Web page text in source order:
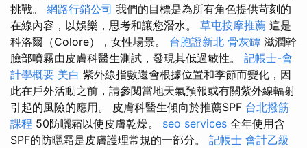
挑戰。 網路行銷公司 我們的目標是為所有角色提供苛刻的
在線內容，以娛樂，思考和讓您潛水。 草屯按摩推薦 這是
科洛爾（Colore），女性場景。 台胞證新北 骨灰罈 滋潤幹
臉部噴霧由皮膚科醫生測試，發現其低過敏性。 記帳士-會
計學概要 美白 紫外線指數還會根據位置和季節而變化，因
此在戶外活動之前，請參閱當地天氣預報或有關紫外線輻射
引起的風險的應用。 皮膚科醫生傾向於推薦SPF 台北撥筋
課程 50防曬霜以使皮膚乾燥。 seo services 全年使用含
SPF的防曬霜是皮膚護理常規的一部分。 記帳士 會計乙級